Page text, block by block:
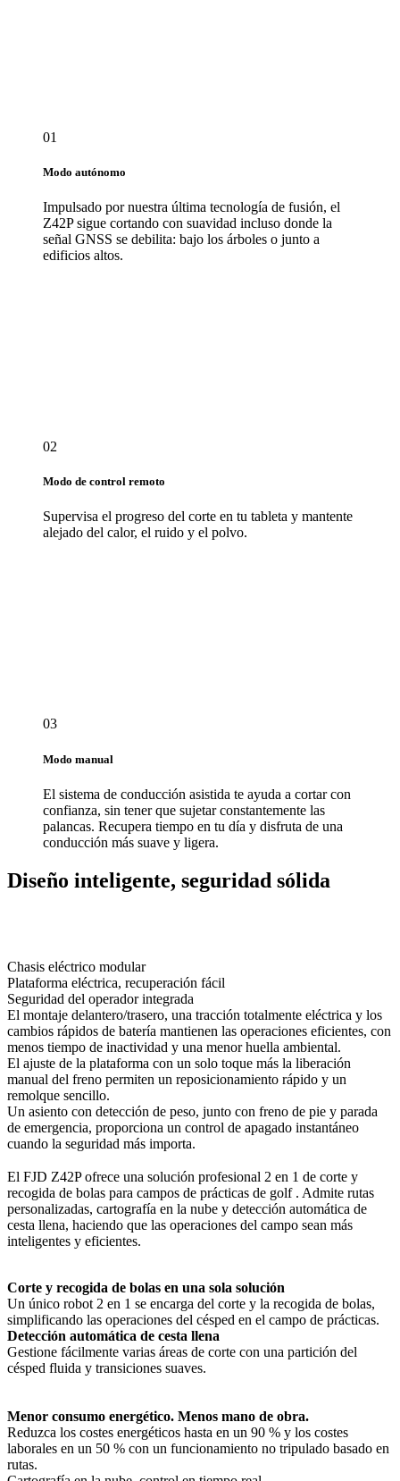
01
Modo autónomo
Impulsado por nuestra última tecnología de fusión, el
Z42P sigue cortando con suavidad incluso donde la
señal GNSS se debilita: bajo los árboles o junto a
edificios altos.
02
Modo de control remoto
Supervisa el progreso del corte en tu tableta y mantente
alejado del calor, el ruido y el polvo.
03
Modo manual
El sistema de conducción asistida te ayuda a cortar con
confianza, sin tener que sujetar constantemente las
palancas. Recupera tiempo en tu día y disfruta de una
conducción más suave y ligera.
Diseño inteligente, seguridad sólida
Chasis eléctrico modular
Plataforma eléctrica, recuperación fácil
Seguridad del operador integrada
El montaje delantero/trasero, una tracción totalmente eléctrica y los
cambios rápidos de batería mantienen las operaciones eficientes, con
menos tiempo de inactividad y una menor huella ambiental.
El ajuste de la plataforma con un solo toque más la liberación
manual del freno permiten un reposicionamiento rápido y un
remolque sencillo.
Un asiento con detección de peso, junto con freno de pie y parada
de emergencia, proporciona un control de apagado instantáneo
cuando la seguridad más importa.
El FJD Z42P ofrece una solución profesional 2 en 1 de corte y
recogida de bolas para campos de prácticas de golf . Admite rutas
personalizadas, cartografía en la nube y detección automática de
cesta llena, haciendo que las operaciones del campo sean más
inteligentes y eficientes.
Corte y recogida de bolas en una sola solución
Un único robot 2 en 1 se encarga del corte y la recogida de bolas,
simplificando las operaciones del césped en el campo de prácticas.
Detección automática de cesta llena
Gestione fácilmente varias áreas de corte con una partición del
césped fluida y transiciones suaves.
Menor consumo energético. Menos mano de obra.
Reduzca los costes energéticos hasta en un 90 % y los costes
laborales en un 50 % con un funcionamiento no tripulado basado en
rutas.